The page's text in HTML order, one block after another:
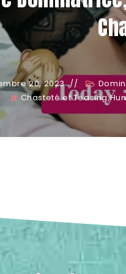
20, 2023
Chasteté et Teasing,